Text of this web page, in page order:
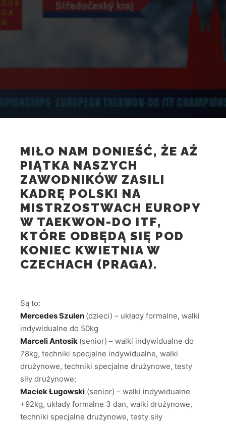
MIŁO NAM DONIEŚĆ, ŻE AŻ
PIĄTKA NASZYCH
ZAWODNIKÓW ZASILI
KADRĘ POLSKI NA
MISTRZOSTWACH EUROPY
W TAEKWON-DO ITF,
KTÓRE ODBĘDĄ SIĘ POD
KONIEC KWIETNIA W
CZECHACH (PRAGA).
Są to:
Mercedes Szulen (dzieci) – układy formalne, walki
indywidualne do 50kg
Marceli Antosik (senior) – walki indywidualne do
78kg, techniki specjalne indywidualne, walki
drużynowe, techniki specjalne drużynowe, testy
siły drużynowe;
Maciek Ługowski (senior) – walki indywidualne
+92kg, układy formalne 3 dan, walki drużynowe,
techniki specjalne drużynowe, testy siły